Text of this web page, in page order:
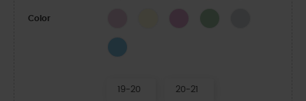
Color
VENETIAN/BLUE BOLT
19-20 20-21